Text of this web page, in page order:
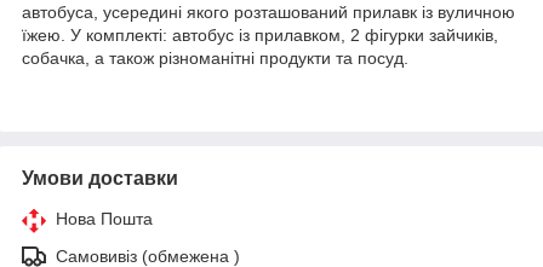
автобуса, усередині якого розташований прилавк із вуличною
їжею. У комплекті: автобус із прилавком, 2 фігурки зайчиків,
собачка, а також різноманітні продукти та посуд.
Умови доставки
Нова Пошта
Самовивіз (обмежена )